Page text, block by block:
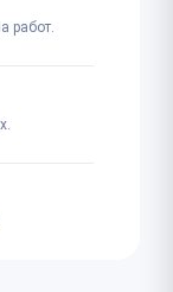
работ.